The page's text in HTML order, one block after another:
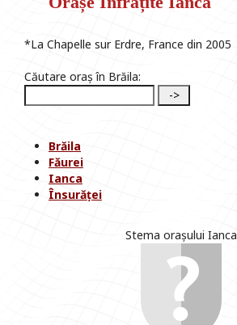
*La Chapelle sur Erdre, France din 2005
Căutare oraș în Brăila:
Brăila
Făurei
Ianca
Însurăței
Stema orașului Ianca